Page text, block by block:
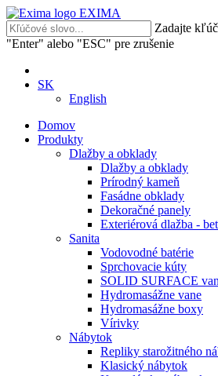
EXIMA
Zadajte
"Enter" alebo "ESC" pre zrušenie
SK
English
Domov
Produkty
Dlažby a obklady
Dlažby a obklady
Prírodný kameň
Fasádne obklady
Dekoračné panely
Exteriérová dlažba -
Sanita
Vodovodné batérie
Sprchovacie kúty
SOLID SURFACE
Hydromasážne vane
Hydromasážne boxy
Vírivky
Nábytok
Repliky starožitného
Klasický nábytok